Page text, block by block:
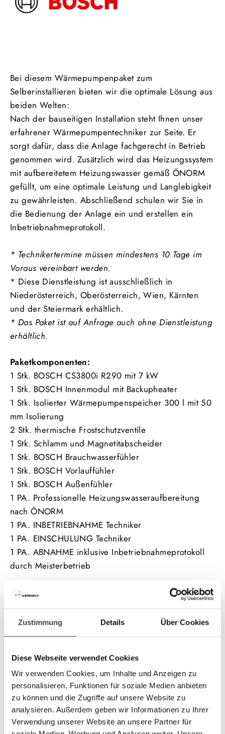
Zustimmung Details Über Cookies
Diese Webseite verwendet Cookies
Wir verwenden Cookies, um Inhalte und Anzeigen zu
personalisieren, Funktionen für soziale Medien anbieten
zu können und die Zugriffe auf unsere Website zu
analysieren. Außerdem geben wir Informationen zu Ihrer
Verwendung unserer Website an unsere Partner für
Bei diesem Wärmepumpenpaket zum
Selberinstallieren bieten wir die optimale Lösung aus
beiden Welten:
Nach der bauseitigen Installation steht Ihnen unser
erfahrener Wärmepumpentechniker zur Seite. Er
sorgt dafür, dass die Anlage fachgerecht in Betrieb
genommen wird. Zusätzlich wird das Heizungssystem
mit aufbereitetem Heizungswasser gemäß ÖNORM
gefüllt, um eine optimale Leistung und Langlebigkeit
zu gewährleisten. Abschließend schulen wir Sie in
die Bedienung der Anlage ein und erstellen ein
Inbetriebnahmeprotokoll.
* Technikertermine müssen mindestens 10 Tage im
Voraus vereinbart werden.
* Diese Dienstleistung ist ausschließlich in
Niederösterreich, Oberösterreich, Wien, Kärnten
und der Steiermark erhältlich.
* Das Paket ist auf Anfrage auch ohne Dienstleistung
erhältlich.
Paketkomponenten:
1 Stk. BOSCH CS3800i R290 mit 7 kW
1 Stk. BOSCH Innenmodul mit Backupheater
1 Stk. Isolierter Wärmepumpenspeicher 300 l mit 50
mm Isolierung
2 Stk. thermische Frostschutzventile
1 Stk. Schlamm und Magnetitabscheider
1 Stk. BOSCH Brauchwasserfühler
1 Stk. BOSCH Vorlauffühler
1 Stk. BOSCH Außenfühler
1 PA. Professionelle Heizungswasseraufbereitung
nach ÖNORM
1 PA. INBETRIEBNAHME Techniker
1 PA. EINSCHULUNG Techniker
1 PA. ABNAHME inklusive Inbetriebnahmeprotokoll
durch Meisterbetrieb
ZUSÄTZLICH:
Außengerät - Aufpreis: € 129,00
Das preiswerte BOSCHWärmepumpen
mit einer Vorlauftemperatur von bis zu 75 Grad
Celsius ist die ideale Lösung für den Sanierungsfall.
Wir bieten eine hochwertige und bewährte
Wärmepumpen-Komplettlösung mit der neuen R290